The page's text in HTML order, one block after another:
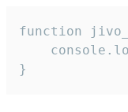
function
}